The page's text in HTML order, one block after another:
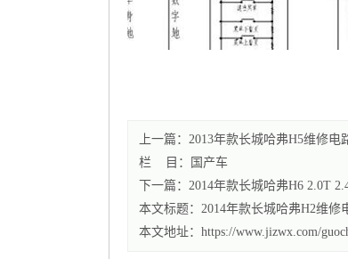
上一篇：2013年款长城哈弗H5维修电
栏 目：
国产车
下一篇：2014年款长城哈弗H6 2.0T
本文标题： 2014年款长城哈弗H2维修
本文地址：https://www.jizwx.com/